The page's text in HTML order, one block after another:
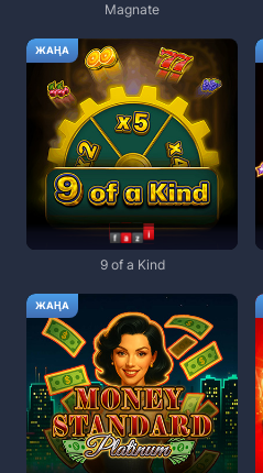
Magnate
ЖАҢА
9 of a Kind
ЖАҢА